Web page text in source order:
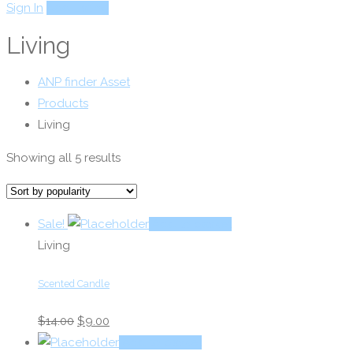
Sign In
Living
ANP finder Asset
Products
Living
Showing all 5 resultsSorted
popularity
Sale!
Living
Scented Candle
$14.00 Original
price
$9.00
price